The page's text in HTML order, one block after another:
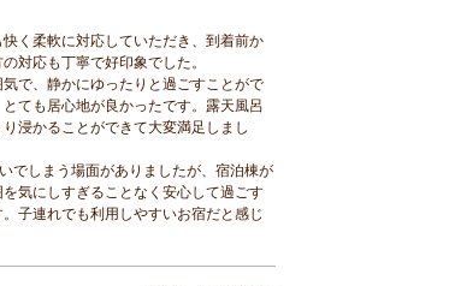
く柔軟に対応していただき、到着前か
対応も丁寧で好印象でした。
で、静かにゆったりと過ごすことがで
ても居心地が良かったです。露天風呂
浸かることができて大変満足しまし
でしまう場面がありましたが、宿泊棟が
気にしすぎることなく安心して過ごす
子連れでも利用しやすいお宿だと感じ